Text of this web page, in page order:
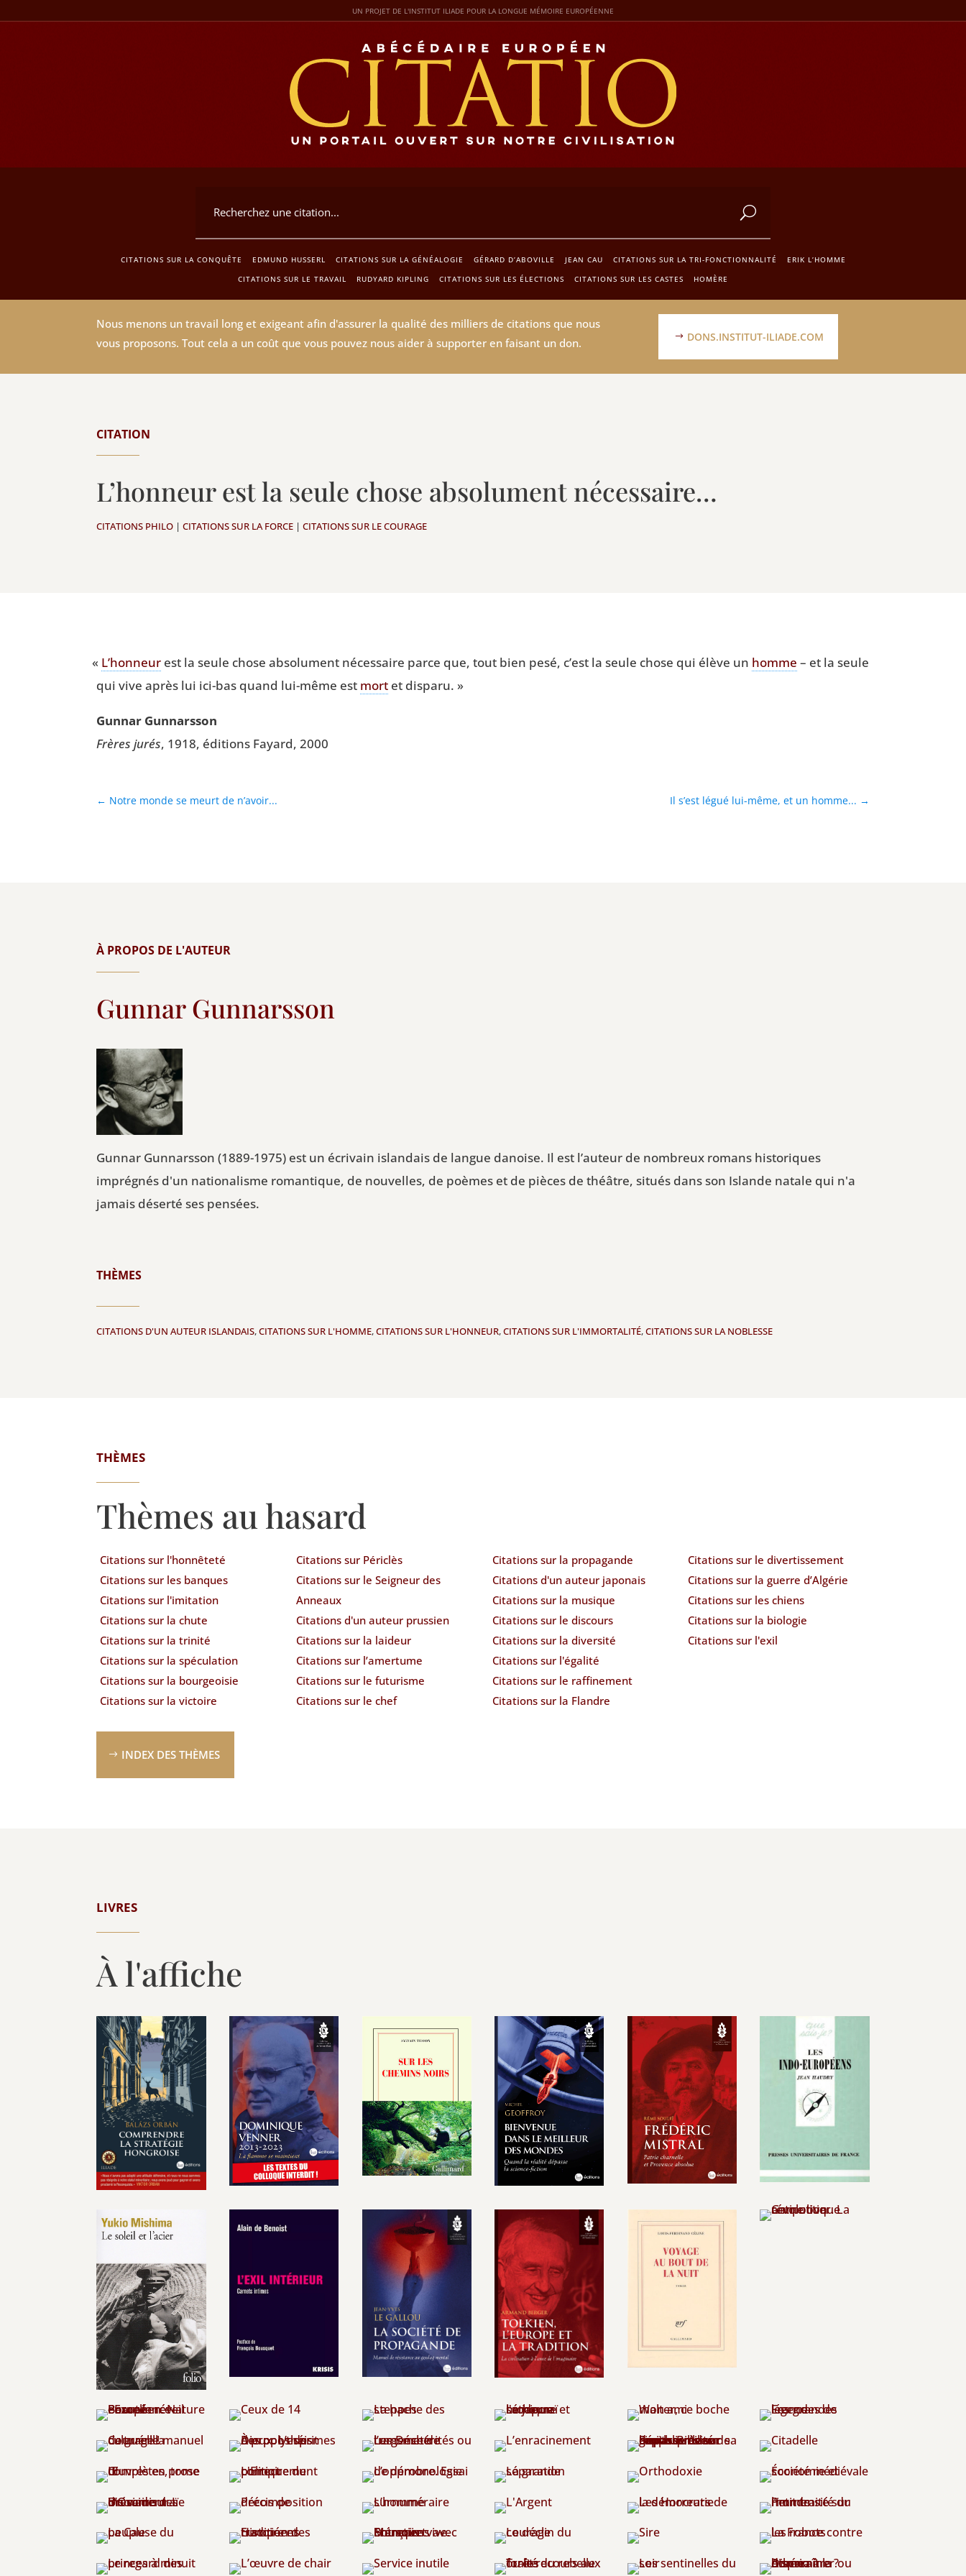
UN PROJET DE L'INSTITUT ILIADE POUR LA LONGUE MÉMOIRE EUROPÉENNE
CITATIONS SUR LA CONQUÊTE EDMUND HUSSERL CITATIONS SUR LA GÉNÉALOGIE GÉRARD D’ABOVILLE JEAN CAU CITATIONS SUR LA TRI-FONCTIONNALITÉ
ERIK L’HOMME
CITATIONS SUR LE TRAVAIL
RUDYARD KIPLING CITATIONS SUR LES ÉLECTIONS CITATIONS SUR LES CASTES HOMÈRE
Nous menons un travail long et exigeant afin d'assurer la qualité des milliers de citations que nous
vous proposons. Tout cela a un coût que vous pouvez nous aider à supporter en faisant un don.
DONS.INSTITUT-ILIADE.COM
CITATION
L’honneur est la seule chose absolument nécessaire…
CITATIONS PHILO |CITATIONS SUR LA FORCE |CITATIONS SUR LE COURAGE
« L’honneurest la seule chose abso­lu­ment néces­saire parce que, tout bien pesé, c’est la seule chose qui élève un homme – et la seule
qui vive après lui ici-bas quand lui-même est mort et disparu. »
Gun­nar Gunnarsson
Frères jurés, 1918, édi­tions Fayard, 2000
← Notre monde se meurt de n’avoir... Il s’est légué lui-même, et un homme... →
À PROPOS DE L'AUTEUR
Gunnar Gunnarsson
Gunnar Gunnarsson (1889-1975) est un écrivain islandais de langue danoise. Il est l’auteur de nombreux romans historiques
imprégnés d'un nationalisme romantique, de nouvelles, de poèmes et de pièces de théâtre, situés dans son Islande natale qui n'a
jamais déserté ses pensées.
THÈMES
CITATIONS D'UN AUTEUR ISLANDAIS,CITATIONS SUR L'HOMME,CITATIONS SUR L'HONNEUR,CITATIONS SUR L'IMMORTALITÉ,CITATIONS SUR LA NOBLESSE
THÈMES
Thèmes au hasard
Citations sur l'honnêteté
Citations sur les banques
Citations sur l'imitation
Citations sur la chute
Citations sur la trinité
Citations sur la spéculation
Citations sur la bourgeoisie
Citations sur la victoire
Citations sur Périclès
Citations sur le Seigneur des
Anneaux
Citations d'un auteur prussien
Citations sur la laideur
Citations sur l’amertume
Citations sur le futurisme
Citations sur le chef
Citations sur la propagande
Citations d'un auteur japonais
Citations sur la musique
Citations sur le discours
Citations sur la diversité
Citations sur l'égalité
Citations sur le raffinement
Citations sur la Flandre
Citations sur le divertissement
Citations sur la guerre d’Algérie
Citations sur les chiens
Citations sur la biologie
Citations sur l'exil
INDEX DES THÈMES
LIVRES
À l'affiche